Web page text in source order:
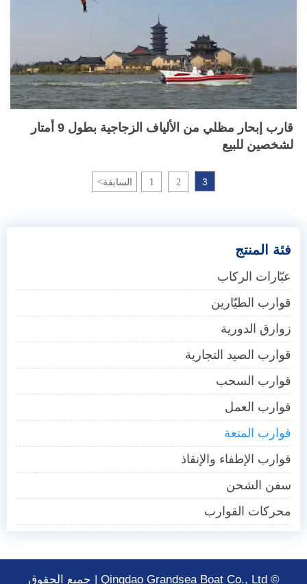
قارب إبحار مظلي من الألياف الزجاجية بطول 9 أمتار
لشخصين للبيع
<السابقة 1 2 3
فئة المنتج
عبّارات الركاب
قوارب الطيّارين
زوارق الدورية
قوارب الصيد التجارية
قوارب السحب
قوارب العمل
قوارب المتعة
قوارب الإطفاء والإنقاذ
سفن الشحن
محركات القوارب
© Qingdao Grandsea Boat Co., Ltd | جميع الحقوق